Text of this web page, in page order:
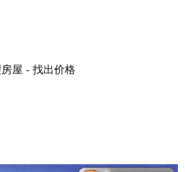
屋 - 找出价格